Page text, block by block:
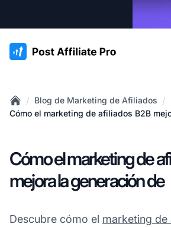
:site.title
Home
/ Blog de Marketing de Afiliados /
Cómo el marketing de afiliados B2B
Cómo el marketing de
mejora la generación de
Descubre cómo el marketing de